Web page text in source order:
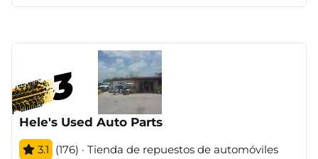
Hele's Used Auto Parts
3.1 (176) · Tienda de repuestos de automóviles